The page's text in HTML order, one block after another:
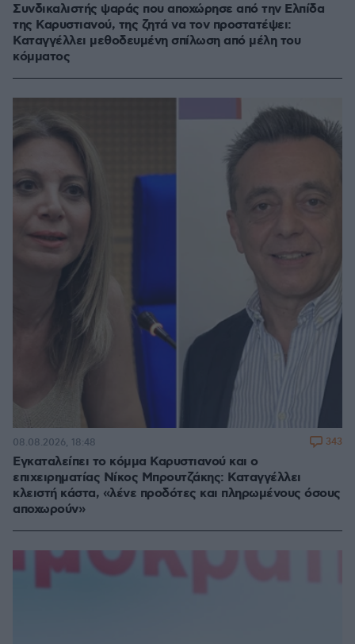
Συνδικαλιστής ψαράς που αποχώρησε από την Ελπίδα
της Καρυστιανού, της ζητά να τον προστατέψει:
Καταγγέλλει μεθοδευμένη σπίλωση από μέλη του
κόμματος
Εγκαταλείπει το κόμμα Καρυστιανού και ο
επιχειρηματίας Νίκος Μπρουτζάκης: Καταγγέλλει
κλειστή κάστα, «λένε προδότες και πληρωμένους όσους
αποχωρούν»
08.08.2026, 18:48 343